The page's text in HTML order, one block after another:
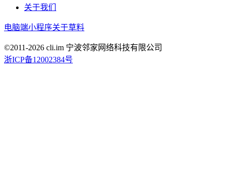
关于我们
电脑端小程序关于草料
©2011-2026 cli.im 宁波邻家网络科技有限公司
浙ICP备12002384号